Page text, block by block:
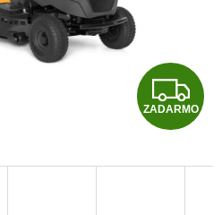
Z
A
D
ZADARMO